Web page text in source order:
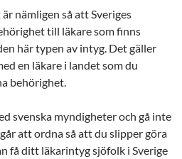
nämligen så att Sveriges
till läkare som finns
här typen av intyg. Det gäller
en läkare i landet som du
behörighet.
svenska myndigheter och gå inte
att ordna så att du slipper göra
få ditt läkarintyg sjöfolk i Sverige